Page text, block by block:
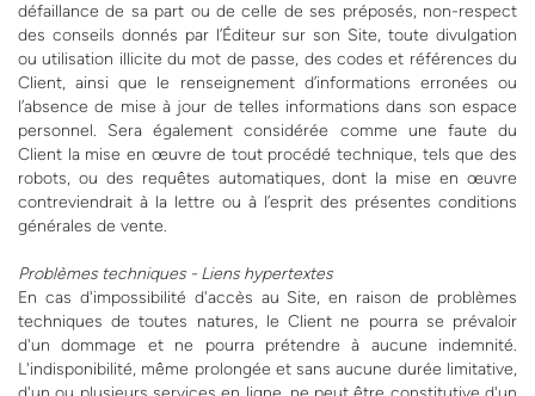
défaillance de sa part ou de celle de ses préposés, non-respect
des conseils donnés par l’Éditeur sur son Site, toute divulgation
ou utilisation illicite du mot de passe, des codes et références du
Client, ainsi que le renseignement d’informations erronées ou
l’absence de mise à jour de telles informations dans son espace
personnel. Sera également considérée comme une faute du
Client la mise en œuvre de tout procédé technique, tels que des
robots, ou des requêtes automatiques, dont la mise en œuvre
contreviendrait à la lettre ou à l’esprit des présentes conditions
générales de vente.
Problèmes techniques - Liens hypertextes
En cas d'impossibilité d'accès au Site, en raison de problèmes
techniques de toutes natures, le Client ne pourra se prévaloir
d'un dommage et ne pourra prétendre à aucune indemnité.
L'indisponibilité, même prolongée et sans aucune durée limitative,